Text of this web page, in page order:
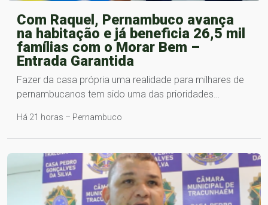
Com Raquel, Pernambuco avança
na habitação e já beneficia 26,5 mil
famílias com o Morar Bem –
Entrada Garantida
Fazer da casa própria uma realidade para milhares de
pernambucanos tem sido uma das prioridades…
Há 21 horas – Pernambuco